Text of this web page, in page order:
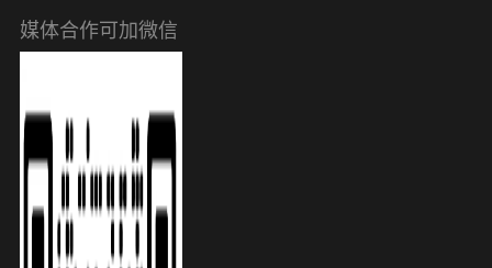
媒体合作可加微信